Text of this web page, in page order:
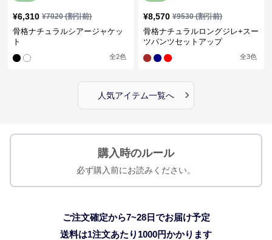
¥6,310 ¥7020(割引前)
骨格ナチュラルシアージャケッ
ト
全2色
¥8,570 ¥9530(割引前)
骨格ナチュラルロングジレ+スー
ツパンツセットアップ
全3色
人気アイテム一覧へ ›
購入時のルール
必ず購入前にお読みください。
ご注文確定から7~28日でお届け予定
送料は1注文あたり 1000円かかります